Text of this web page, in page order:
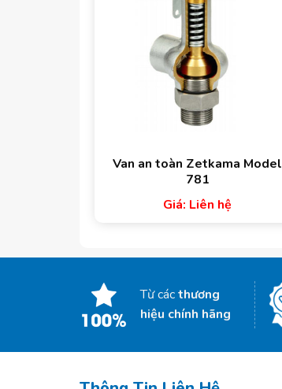
Van an toàn Zetkama Model
781
Giá: Liên hệ
Từ cácthương
hiệu chính hãng